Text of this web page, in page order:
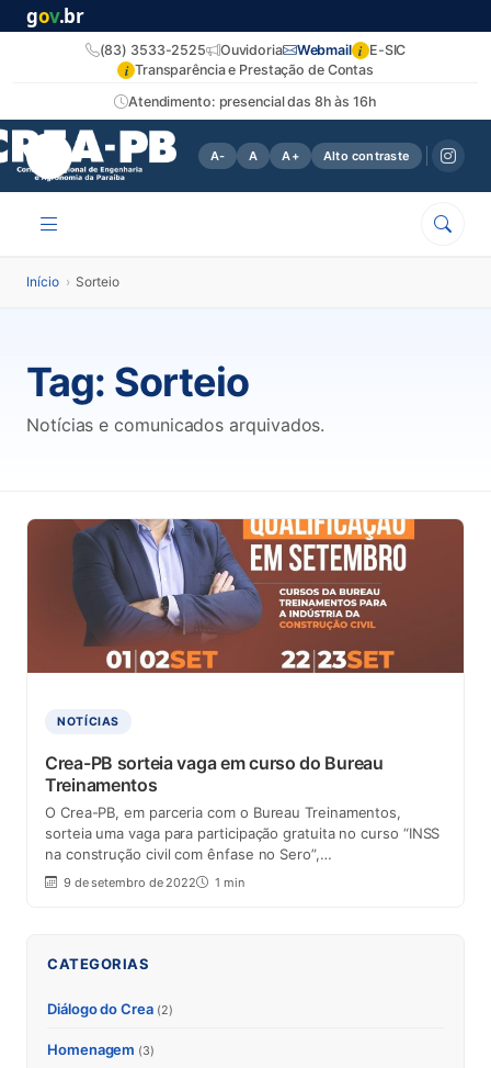
gov.br
Atendimento: presencial das 8h às 16h
(83) 3533-2525 Ouvidoria Webmail i E-SIC
i Transparência e Prestação de Contas
A- A A+ Alto contraste
Início › Sorteio
Tag: Sorteio
Notícias e comunicados arquivados.
NOTÍCIAS
Crea-PB sorteia vaga em curso do Bureau
Treinamentos
O Crea-PB, em parceria com o Bureau Treinamentos,
sorteia uma vaga para participação gratuita no curso “INSS
na construção civil com ênfase no Sero”,…
9 de setembro de 2022 1 min
CATEGORIAS
Diálogo do Crea (2)
Homenagem (3)